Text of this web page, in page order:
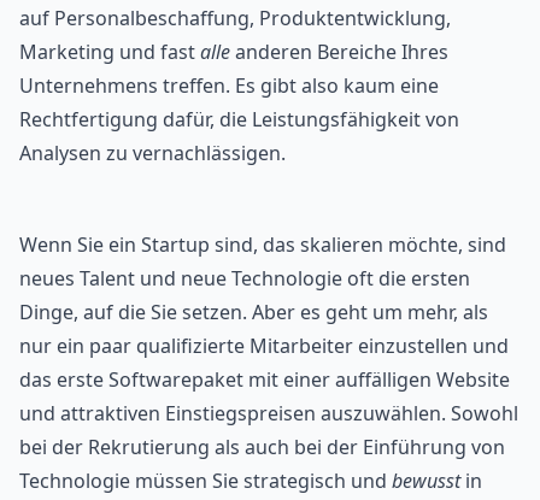
auf Personalbeschaffung, Produktentwicklung,
Marketing und fastalleanderen Bereiche Ihres
Unternehmens treffen. Es gibt also kaum eine
Rechtfertigung dafür, die Leistungsfähigkeit von
Analysen zu vernachlässigen.
Wenn Sie ein Startup sind, das skalieren möchte, sind
neues Talent und neue Technologie oft die ersten
Dinge, auf die Sie setzen. Aber es geht um mehr, als
nur ein paar qualifizierte Mitarbeiter einzustellen und
das erste Softwarepaket mit einer auffälligen Website
und attraktiven Einstiegspreisen auszuwählen. Sowohl
bei der Rekrutierung als auch bei der Einführung von
Technologie müssen Sie strategisch und bewusstin